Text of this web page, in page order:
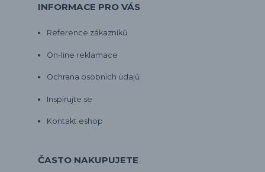
INFORMACE PRO VÁS
Reference zákazníků
On-line reklamace
Ochrana osobních údajů
Inspirujte se
Kontakt eshop
ČASTO NAKUPUJETE